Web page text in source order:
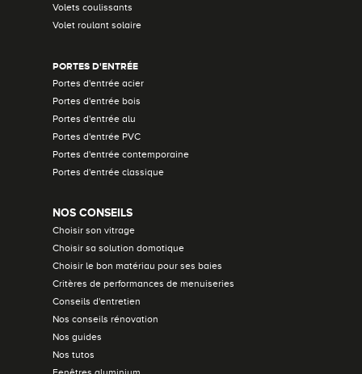
Volets coulissants
Volet roulant solaire
PORTES D'ENTRÉE
Portes d'entrée acier
Portes d'entrée bois
Portes d'entrée alu
Portes d'entrée PVC
Portes d'entrée contemporaine
Portes d'entrée classique
NOS CONSEILS
Choisir son vitrage
Choisir sa solution domotique
Choisir le bon matériau pour ses baies
Critères de performances de menuiseries
Conseils d'entretien
Nos conseils rénovation
Nos guides
Nos tutos